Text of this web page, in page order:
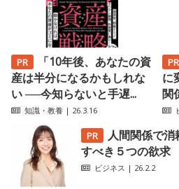
「10年後、あなたの資
産は半分になるかもしれな
い ──今知らないと手遅...
知識・教養 | 26.3.16
に
関
人間関係で
すべき５つの欲求
ビジネス | 26.2.2